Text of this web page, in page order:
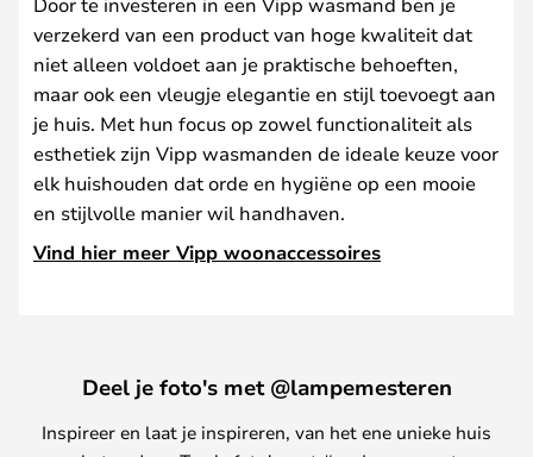
verzekerd van een product van hoge kwaliteit dat
niet alleen voldoet aan je praktische behoeften,
maar ook een vleugje elegantie en stijl toevoegt aan
je huis. Met hun focus op zowel functionaliteit als
esthetiek zijn Vipp wasmanden de ideale keuze voor
elk huishouden dat orde en hygiëne op een mooie
en stijlvolle manier wil handhaven.
Vind hier meer Vipp woonaccessoires
Deel je foto's met @lampemesteren
Inspireer en laat je inspireren, van het ene unieke huis